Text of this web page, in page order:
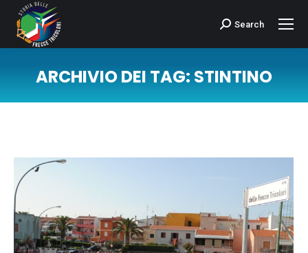
Cerca:Search
ARCHIVIO DEI TAG:STINTINO